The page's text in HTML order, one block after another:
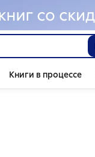
Книги в процессе